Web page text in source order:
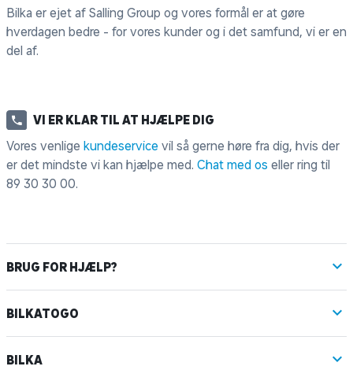
Bilka er ejet af Salling Group og vores formål er at gøre
hverdagen bedre - for vores kunder og i det samfund, vi er en
del af.
VI ER KLAR TIL AT HJÆLPE DIG
Vores venlige kundeservice vil så gerne høre fra dig, hvis der
er det mindste vi kan hjælpe med. Chat med os eller ring til
89 30 30 00.
BRUG FOR HJÆLP?
BILKATOGO
BILKA